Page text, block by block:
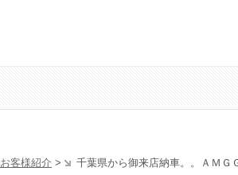
お客様紹介 > 千葉県から御来店納車。。ＡＭＧ